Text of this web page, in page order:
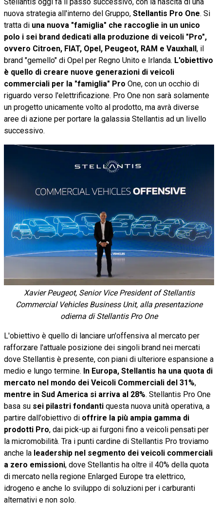
nuova strategia all'interno del Gruppo, Stellantis Pro One. Si
tratta di una nuova "famiglia" che raccoglie in un unico
polo i sei brand dedicati alla produzione di veicoli "Pro",
ovvero Citroen, FIAT, Opel, Peugeot, RAM e Vauxhall, il
brand "gemello" di Opel per Regno Unito e Irlanda. L'obiettivo
è quello di creare nuove generazioni di veicoli
commerciali per la "famiglia" Pro One, con un occhio di
riguardo verso l'elettrificazione. Pro One non sarà solamente
un progetto unicamente volto al prodotto, ma avrà diverse
aree di azione per portare la galassia Stellantis ad un livello
successivo.
Xavier Peugeot, Senior Vice President of Stellantis
Commercial Vehicles Business Unit, alla presentazione
odierna di Stellantis Pro One
L'obiettivo è quello di lanciare un'offensiva al mercato per
rafforzare l'attuale posizione dei singoli brand nei mercati
dove Stellantis è presente, con piani di ulteriore espansione a
medio e lungo termine. In Europa, Stellantis ha una quota di
mercato nel mondo dei Veicoli Commerciali del 31%,
mentre in Sud America si arriva al 28%. Stellantis Pro One
basa su sei pilastri fondanti questa nuova unità operativa, a
partire dall'obiettivo di offrire la più ampia gamma di
prodotti Pro, dai pick-up ai furgoni fino a veicoli pensati per
la micromobilità. Tra i punti cardine di Stellantis Pro troviamo
anche la leadership nel segmento dei veicoli commerciali
a zero emissioni, dove Stellantis ha oltre il 40% della quota
di mercato nella regione Enlarged Europe tra elettrico,
idrogeno e anche lo sviluppo di soluzioni per i carburanti
alternativi e non solo.